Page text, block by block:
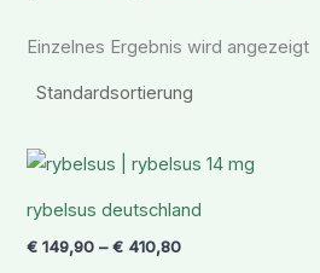
Einzelnes Ergebnis wird angezeigt
rybelsus deutschland
€ 149,90 –€ 410,80
Preisspanne:
€ 149,90
€ 410,80